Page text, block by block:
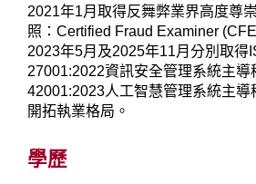
2021年1月取得反舞弊業界高度尊
照：Certified Fraud Examiner
2023年5月及2025年11月分別取得
27001:2022資訊安全管理系統主導
42001:2023人工智慧管理系統主導
開拓執業格局。
學歷